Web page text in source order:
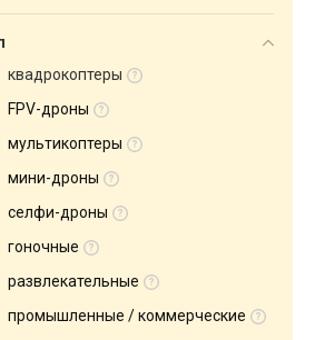
квадрокоптеры
FPV-дроны
мультикоптеры
мини-дроны
селфи-дроны
гоночные
развлекательные
промышленные / коммерческие